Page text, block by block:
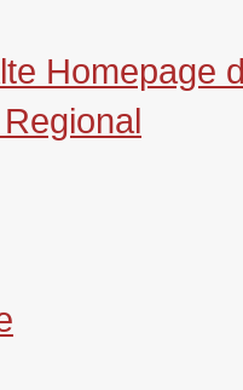
Homepage